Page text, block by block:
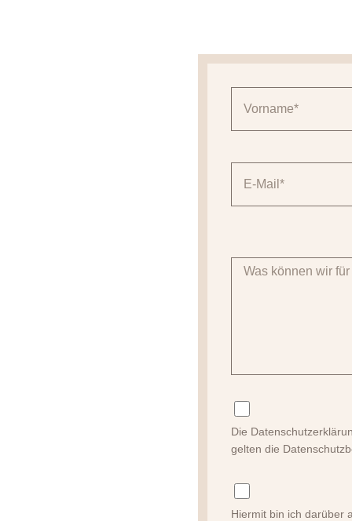
Die
gelten die
Hiermit bin ich darüber